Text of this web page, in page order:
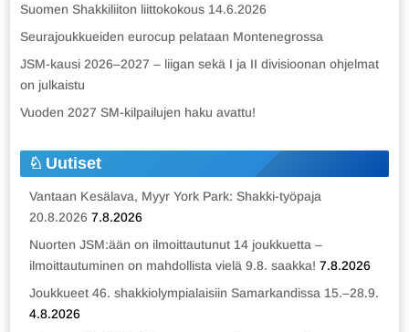
Suomen Shakkiliiton liittokokous 14.6.2026
Seurajoukkueiden eurocup pelataan Montenegrossa
JSM-kausi 2026–2027 – liigan sekä I ja II divisioonan ohjelmat
on julkaistu
Vuoden 2027 SM-kilpailujen haku avattu!
Uutiset
Vantaan Kesälava, Myyr York Park: Shakki-työpaja
20.8.2026 7.8.2026
Nuorten JSM:ään on ilmoittautunut 14 joukkuetta –
ilmoittautuminen on mahdollista vielä 9.8. saakka! 7.8.2026
Joukkueet 46. shakkiolympialaisiin Samarkandissa 15.–28.9.
4.8.2026